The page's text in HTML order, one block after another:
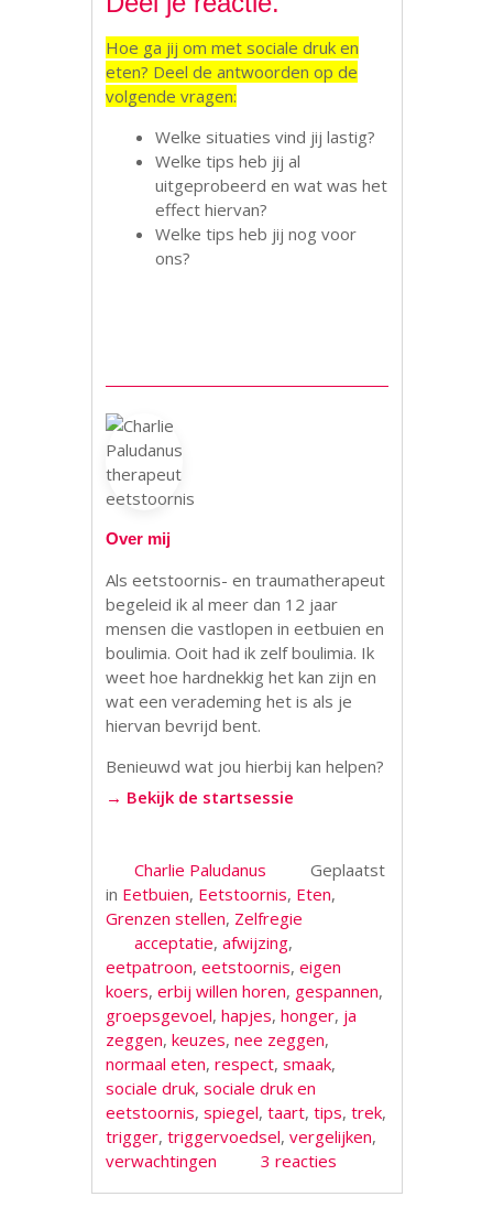
Hoe ga jij om met sociale druk en
eten? Deel de antwoorden op de
volgende vragen:
Welke situaties vind jij lastig?
Welke tips heb jij al
uitgeprobeerd en wat was het
effect hiervan?
Welke tips heb jij nog voor
ons?
Over mij
Als eetstoornis- en traumatherapeut
begeleid ik al meer dan 12 jaar
mensen die vastlopen in eetbuien en
boulimia. Ooit had ik zelf boulimia. Ik
weet hoe hardnekkig het kan zijn en
wat een verademing het is als je
hiervan bevrijd bent.
Benieuwd wat jou hierbij kan helpen?
→ Bekijk de startsessie
Charlie Paludanus
Geplaatst
in Eetbuien, Eetstoornis, Eten,
Grenzen stellen, Zelfregie
acceptatie,afwijzing,
eetpatroon,eetstoornis,eigen
koers,erbij willen horen, gespannen,
groepsgevoel,hapjes,honger, ja
zeggen,keuzes,nee zeggen,
normaal eten,respect,smaak,
sociale druk,sociale druk en
eetstoornis,spiegel,taart,tips,trek,
trigger,triggervoedsel,vergelijken,
verwachtingen
3 reacties